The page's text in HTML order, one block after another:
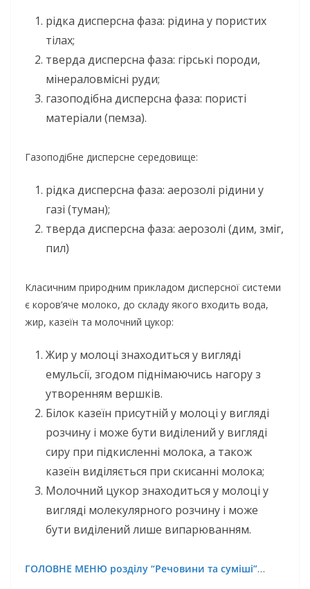
рідка дисперсна фаза: рідина у пористих
тілах;
тверда дисперсна фаза: гірські породи,
мінераловмісні руди;
газоподібна дисперсна фаза: пористі
матеріали (пемза).
Газоподібне дисперсне середовище:
рідка дисперсна фаза: аерозолі рідини у
газі (туман);
тверда дисперсна фаза: аерозолі (дим, зміг,
пил)
Класичним природним прикладом дисперсної системи
є коров’яче молоко, до складу якого входить вода,
жир, казеїн та молочний цукор:
Жир у молоці знаходиться у вигляді
емульсії, згодом піднімаючись нагору з
утворенням вершків.
Білок казеїн присутній у молоці у вигляді
розчину і може бути виділений у вигляді
сиру при підкисленні молока, а також
казеїн виділяється при скисанні молока;
Молочний цукор знаходиться у молоці у
вигляді молекулярного розчину і може
бути виділений лише випарюванням.
ГОЛОВНЕ МЕНЮ розділу “Речовини та суміші”…